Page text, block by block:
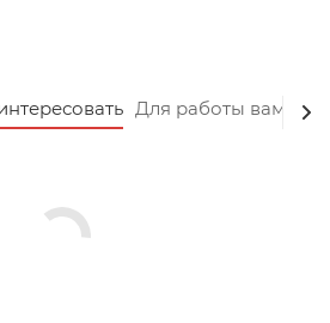
Для работы вам